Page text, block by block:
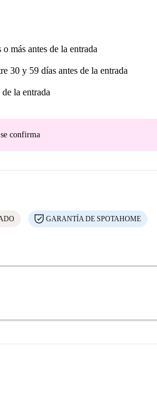
más antes de la entrada
30 y 59 días antes de la entrada
la entrada
confirma
GARANTÍA DE SPOTAHOME